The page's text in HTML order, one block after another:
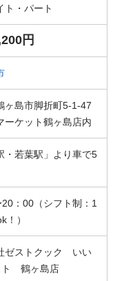
ト・パート
円
ヶ島市脚折町5-1-47
ーケット鶴ヶ島店内
・若葉駅」より車で5
：00（シフト制：1
！）
ゼストクック いい
ト 鶴ヶ島店